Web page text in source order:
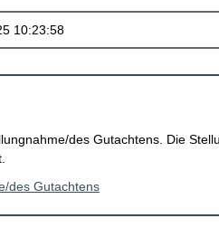
des Gutachtens. Die
des Gutachtens